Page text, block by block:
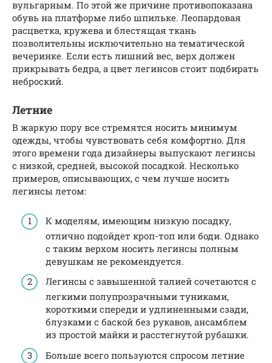
вульгарным. По этой же причине противопоказана
обувь на платформе либо шпильке. Леопардовая
расцветка, кружева и блестящая ткань
позволительны исключительно на тематической
вечеринке. Если есть лишний вес, верх должен
прикрывать бедра, а цвет легинсов стоит подбирать
неброский.
Летние
В жаркую пору все стремятся носить минимум
одежды, чтобы чувствовать себя комфортно. Для
этого времени года дизайнеры выпускают легинсы
с низкой, средней, высокой посадкой. Несколько
примеров, описывающих, с чем лучше носить
легинсы летом:
К моделям, имеющим низкую посадку,
отлично подойдет кроп-топ или боди. Однако
с таким верхом носить легинсы полным
девушкам не рекомендуется.
Легинсы с завышенной талией сочетаются с
легкими полупрозрачными туниками,
короткими спереди и удлиненными сзади,
блузками с баской без рукавов, ансамблем
из простой майки и расстегнутой рубашки.
Больше всего пользуются спросом летние